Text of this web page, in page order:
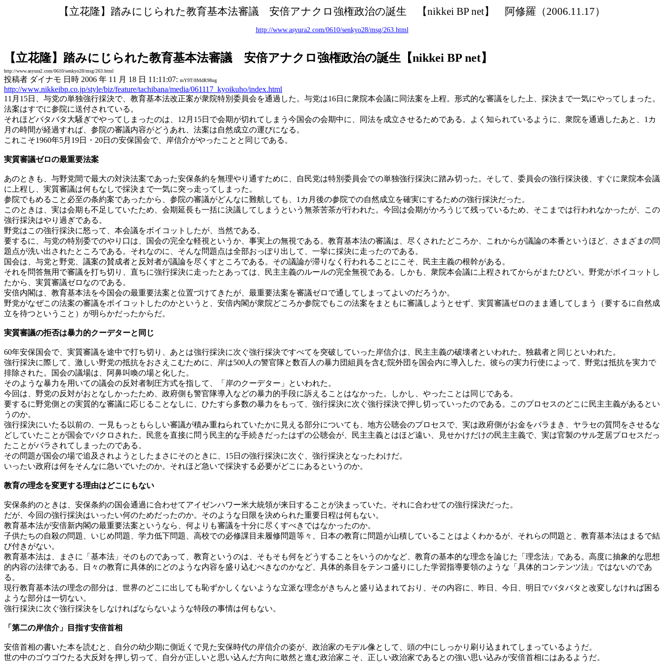
【立花隆】踏みにじられた教育基本法審議 安倍アナクロ強権政治の誕生 【nikkei BP net】 阿修羅（2006.11.17）
http://www.asyura2.com/0610/senkyo28/msg/263.html
【立花隆】踏みにじられた教育基本法審議 安倍アナクロ強権政治の誕生【nikkei BP net】
http://www.asyura2.com/0610/senkyo28/msg/263.html
投稿者 ダイナモ 日時 2006 年 11 月 18 日 11:11:07: mY9T/8MdR98ug
http://www.nikkeibp.co.jp/style/biz/feature/tachibana/media/061117_kyoikuho/index.html
11月15日、与党の単独強行採決で、教育基本法改正案が衆院特別委員会を通過した。与党は16日に衆院本会議に同法案を上程。形式的な審議をした上、採決まで一気にやってしまった。
法案はすでに参院に送付されている。
それほどバタバタ大騒ぎでやってしまったのは、12月15日で会期が切れてしまう今国会の会期中に、同法を成立させるためである。よく知られているように、衆院を通過したあと、1カ
月の時間が経過すれば、参院の審議内容がどうあれ、法案は自然成立の運びになる。
これこそ1960年5月19日・20日の安保国会で、岸信介がやったことと同じである。
実質審議ゼロの最重要法案
あのときも、与野党間で最大の対決法案であった安保条約を無理やり通すために、自民党は特別委員会での単独強行採決に踏み切った。そして、委員会の強行採決後、すぐに衆院本会議
に上程し、実質審議は何もなしで採決まで一気に突っ走ってしまった。
参院でもめること必至の条約案であったから、参院の審議がどんなに難航しても、1カ月後の参院での自然成立を確実にするための強行採決だった。
このときは、実は会期も不足していたため、会期延長も一括に決議してしまうという無茶苦茶が行われた。今回は会期がかろうじて残っているため、そこまでは行われなかったが、この
強行採決はやり過ぎである。
野党はこの強行採決に怒って、本会議をボイコットしたが、当然である。
要するに、与党の特別委でのやり口は、国会の完全な軽視というか、事実上の無視である。教育基本法の審議は、尽くされたどころか、これからが議論の本番というほど、さまざまの問
題点が洗い出されたところである。それなのに、そんな問題点は全部おっぽり出して、一挙に採決に走ったのである。
国会は、与党と野党、議案の賛成者と反対者が議論を尽くすところである。その議論が滞りなく行われることにこそ、民主主義の根幹がある。
それを問答無用で審議を打ち切り、直ちに強行採決に走ったとあっては、民主主義のルールの完全無視である。しかも、衆院本会議に上程されてからがまたひどい。野党がボイコットし
たから、実質審議ゼロなのである。
安倍内閣は、教育基本法を今国会の最重要法案と位置づけてきたが、最重要法案を審議ゼロで通してしまってよいのだろうか。
野党がなぜこの法案の審議をボイコットしたのかというと、安倍内閣が衆院どころか参院でもこの法案をまともに審議しようとせず、実質審議ゼロのまま通してしまう（要するに自然成
立を待つということ）が明らかだったからだ。
実質審議の拒否は暴力的クーデターと同じ
60年安保国会で、実質審議を途中で打ち切り、あとは強行採決に次ぐ強行採決ですべてを突破していった岸信介は、民主主義の破壊者といわれた。独裁者と同じといわれた。
強行採決に際して、激しい野党の抵抗をおさえこむために、岸は500人の警官隊と数百人の暴力団組員を含む院外団を国会内に導入した。彼らの実力行使によって、野党は抵抗を実力で
排除された。国会の議場は、阿鼻叫喚の場と化した。
そのような暴力を用いての議会の反対者制圧方式を指して、「岸のクーデター」といわれた。
今回は、野党の反対がおとなしかったため、政府側も警官隊導入などの暴力的手段に訴えることはなかった。しかし、やったことは同じである。
要するに野党側との実質的な審議に応じることなしに、ひたすら多数の暴力をもって、強行採決に次ぐ強行採決で押し切っていったのである。このプロセスのどこに民主主義があるとい
うのか。
強行採決にいたる以前の、一見もっともらしい審議が積み重ねられていたかに見える部分についても、地方公聴会のプロセスで、実は政府側がお金をバラまき、ヤラセの質問をさせるな
どしていたことが国会でバクロされた。民意を直接に問う民主的な手続きだったはずの公聴会が、民主主義とはほど遠い、見せかけだけの民主主義で、実は官製のサル芝居プロセスだっ
たことがバラされてしまったのである。
その問題が国会の場で追及されようとしたまさにそのときに、15日の強行採決に次ぐ、強行採決となったわけだ。
いったい政府は何をそんなに急いでいたのか。それほど急いで採決する必要がどこにあるというのか。
教育の理念を変更する理由はどこにもない
安保条約のときは、安保条約の国会通過に合わせてアイゼンハワー米大統領が来日することが決まっていた。それに合わせての強行採決だった。
だが、今回の強行採決はいったい何のためだったのか。そのような日限を決められた重要日程は何もない。
教育基本法が安倍新内閣の最重要法案というなら、何よりも審議を十分に尽くすべきではなかったのか。
子供たちの自殺の問題、いじめ問題、学力低下問題、高校での必修課目未履修問題等々、日本の教育に問題が山積していることはよくわかるが、それらの問題と、教育基本法はまるで結
び付きがない。
教育基本法は、まさに「基本法」そのものであって、教育というのは、そもそも何をどうすることをいうのかなど、教育の基本的な理念を論じた「理念法」である。高度に抽象的な思想
的内容の法律である。日々の教育に具体的にどのような内容を盛り込むべきなのかなど、具体的条目をテンコ盛りにした学習指導要領のような「具体的コンテンツ法」ではないのであ
る。
現行教育基本法の理念の部分は、世界のどこに出しても恥ずかしくないような立派な理念がきちんと盛り込まれており、その内容に、昨日、今日、明日でバタバタと改変しなければ困る
ような部分は一切ない。
強行採決に次ぐ強行採決をしなければならないような特段の事情は何もない。
「第二の岸信介」目指す安倍首相
安倍首相の書いた本を読むと、自分の幼少期に側近くで見た安保時代の岸信介の姿が、政治家のモデル像として、頭の中にしっかり刷り込まれてしまっているようだ。
世の中のゴウゴウたる大反対を押し切って、自分が正しいと思い込んだ方向に敢然と進む政治家こそ、正しい政治家であるとの強い思い込みが安倍首相にはあるようだ。